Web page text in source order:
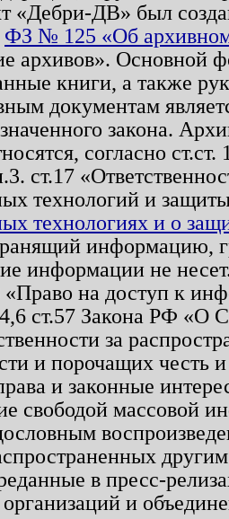
«Дебри-ДВ» был
ФЗ № 125 «Об
архивов». Основной
книги, а также
документам
закона.
согласно
ст.17
технологий и
технологиях и о
информацию,
информации не
«Право на доступ к
ст.57 Закона РФ «О
за
и порочащих честь
и законные
свободой массовой
в пресс-
и